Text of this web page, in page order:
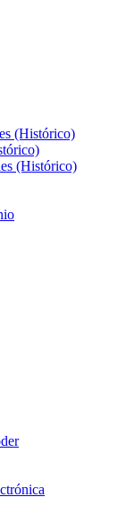
(Histórico)
(Histórico)